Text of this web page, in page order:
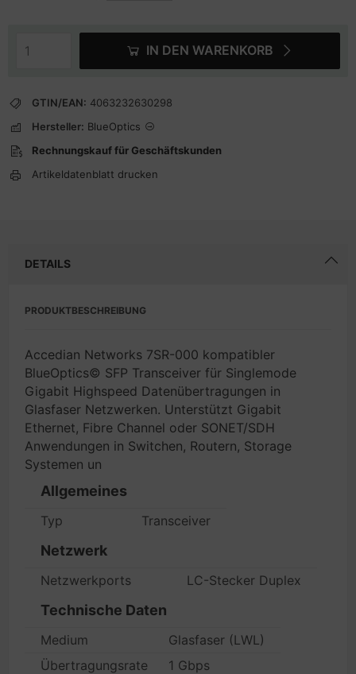
IN DEN WARENKORB
GTIN/EAN: 4063232630298
Hersteller: BlueOptics
Rechnungskauf für Geschäftskunden
Artikeldatenblatt drucken
DETAILS
PRODUKTBESCHREIBUNG
Accedian Networks 7SR-000 kompatibler
BlueOptics© SFP Transceiver für Singlemode
Gigabit Highspeed Datenübertragungen in
Glasfaser Netzwerken. Unterstützt Gigabit
Ethernet, Fibre Channel oder SONET/SDH
Anwendungen in Switchen, Routern, Storage
Systemen un
Allgemeines
Typ Transceiver
Netzwerk
Netzwerkports LC-Stecker Duplex
Technische Daten
Medium
Glasfaser (LWL)
Übertragungsrate
1 Gbps